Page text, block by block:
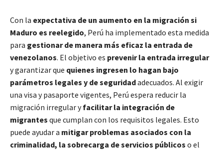
Con la expectativa de un aumento en la migración si
Maduro es reelegido, Perú ha implementado esta medida
para gestionar de manera más eficaz la entrada de
venezolanos. El objetivo es prevenir la entrada irregular
y garantizar que quienes ingresen lo hagan bajo
parámetros legales y de seguridadadecuados. Al exigir
una visa y pasaporte vigentes, Perú espera reducir la
migración irregular yfacilitar la integración de
migrantes que cumplan con los requisitos legales. Esto
puede ayudar a mitigar problemas asociados con la
criminalidad, la sobrecarga de servicios públicos o el